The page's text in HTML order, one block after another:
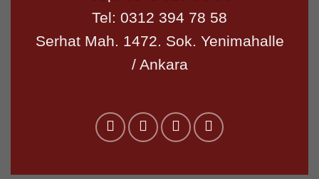
Tel: 0312 394 78 58
Serhat Mah. 1472. Sok. Yenimahalle
/ Ankara